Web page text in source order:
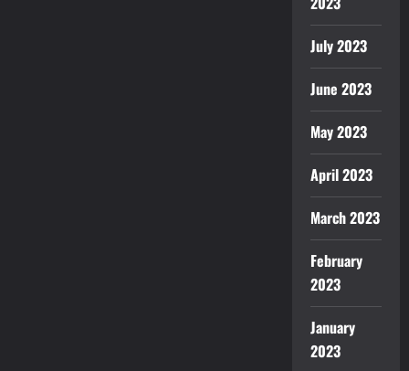
July 2023
June 2023
May 2023
April 2023
March 2023
February
2023
January
2023